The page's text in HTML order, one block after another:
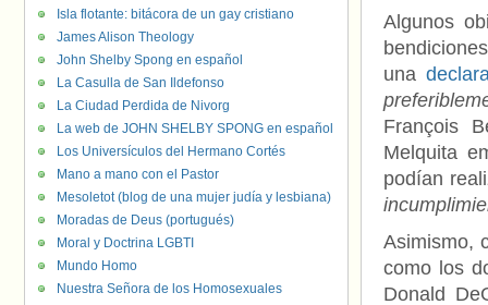
Algunos
una
François
Melquita
podían
Asimismo,
como los
Donald
Isla flotante: bitácora de un gay cristiano
James Alison Theology
John Shelby Spong en español
La Casulla de San Ildefonso
La Ciudad Perdida de Nivorg
La web de JOHN SHELBY SPONG en español
Los Universículos del Hermano Cortés
Mano a mano con el Pastor
Mesoletot (blog de una mujer judía y lesbiana)
Moradas de Deus (portugués)
Moral y Doctrina LGBTI
Mundo Homo
Nuestra Señora de los Homosexuales